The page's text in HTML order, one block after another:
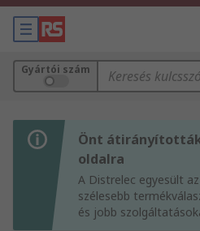
Gyártói szám
Önt átirányították
oldalra
A Distrelec egyesült
szélesebb
és jobb